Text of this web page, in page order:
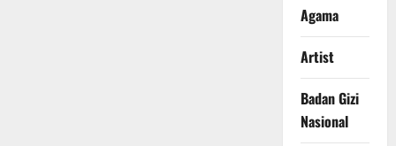
Agama
Artist
Badan Gizi
Nasional